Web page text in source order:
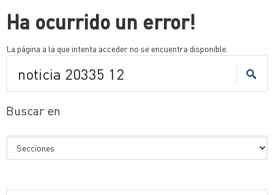
Ha ocurrido un error!
La página a la que intenta acceder no se encuentra disponible.
Buscar en